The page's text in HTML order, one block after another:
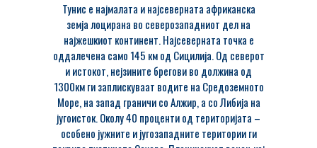
Тунис е најмалата и најсеверната африканска
земја лоцирана во северозападниот дел на
најжешкиот континент. Најсеверната точка е
оддалечена само 145 км од Сицилија. Од северот
и истокот, нејзините брегови во должина од
1300км ги заплискуваат водите на Средоземното
Море, на запад граничи со Алжир, а со Либија на
југоисток. Околу 40 проценти од територијата –
особено јужните и југозападните територии ги